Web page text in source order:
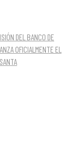
DEL BANCO DE
OFICIALMENTE EL